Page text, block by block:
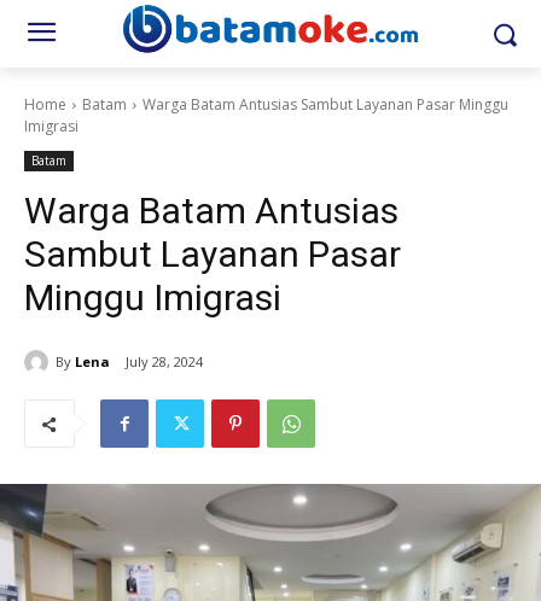
Home Batam
Warga Batam Antusias Sambut Layanan Pasar Minggu
Imigrasi
Batam
Warga Batam Antusias
Sambut Layanan Pasar
Minggu Imigrasi
By Lena July 28, 2024